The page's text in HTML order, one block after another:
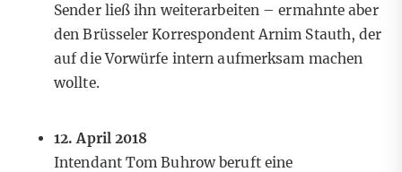
Sender ließ ihn weiterarbeiten – ermahnte aber
den Brüsseler Korrespondent Arnim Stauth, der
auf die Vorwürfe intern aufmerksam machen
wollte.
12. April 2018
Intendant Tom Buhrow beruft eine